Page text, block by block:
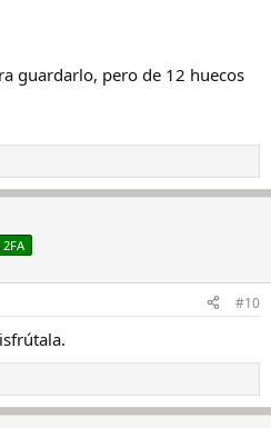
guardarlo, pero de 12 huecos
#10